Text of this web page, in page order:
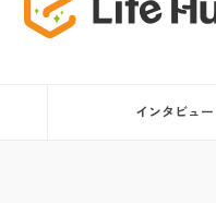
インタビュー